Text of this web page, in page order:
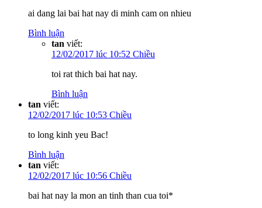
ai dang lai bai hat nay di minh cam on nhieu
Bình luận
tan viết:
12/02/2017 lúc 10:52 Chiều
toi rat thich bai hat nay.
Bình luận
tan viết:
12/02/2017 lúc 10:53 Chiều
to long kinh yeu Bac!
Bình luận
tan viết:
12/02/2017 lúc 10:56 Chiều
bai hat nay la mon an tinh than cua toi*